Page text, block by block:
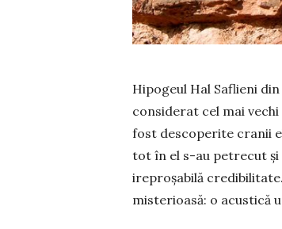
Hipogeul Hal Saflieni
considerat cel mai
fost desco­perite cranii
tot în el s-au petrecut
ireproşabilă
misterioasă: o a­cus­tică